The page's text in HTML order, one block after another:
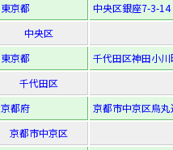
東京都
中央区銀座7-3-14
中央区
東京都
千代田区神田小
千代田区
京都府
京都市中京区烏
京都市中京区